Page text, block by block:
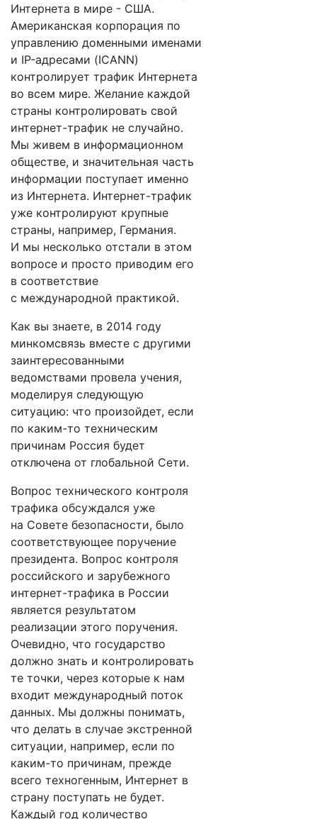
Интернета в мире - США.
Американская корпорация по
управлению доменными именами
и IP-адресами (ICANN)
контролирует трафик Интернета
во всем мире. Желание каждой
страны контролировать свой
интернет-трафик не случайно.
Мы живем в информационном
обществе, и значительная часть
информации поступает именно
из Интернета. Интернет-трафик
уже контролируют крупные
страны, например, Германия.
И мы несколько отстали в этом
вопросе и просто приводим его
в соответствие
с международной практикой.
Как вы знаете, в 2014 году
минкомсвязь вместе с другими
заинтересованными
ведомствами провела учения,
моделируя следующую
ситуацию: что произойдет, если
по каким-то техническим
причинам Россия будет
отключена от глобальной Сети.
Вопрос технического контроля
трафика обсуждался уже
на Совете безопасности, было
соответствующее поручение
президента. Вопрос контроля
российского и зарубежного
интернет-трафика в России
является результатом
реализации этого поручения.
Очевидно, что государство
должно знать и контролировать
те точки, через которые к нам
входит международный поток
данных. Мы должны понимать,
что делать в случае экстренной
ситуации, например, если по
каким-то причинам, прежде
всего техногенным, Интернет в
страну поступать не будет.
Каждый год количество